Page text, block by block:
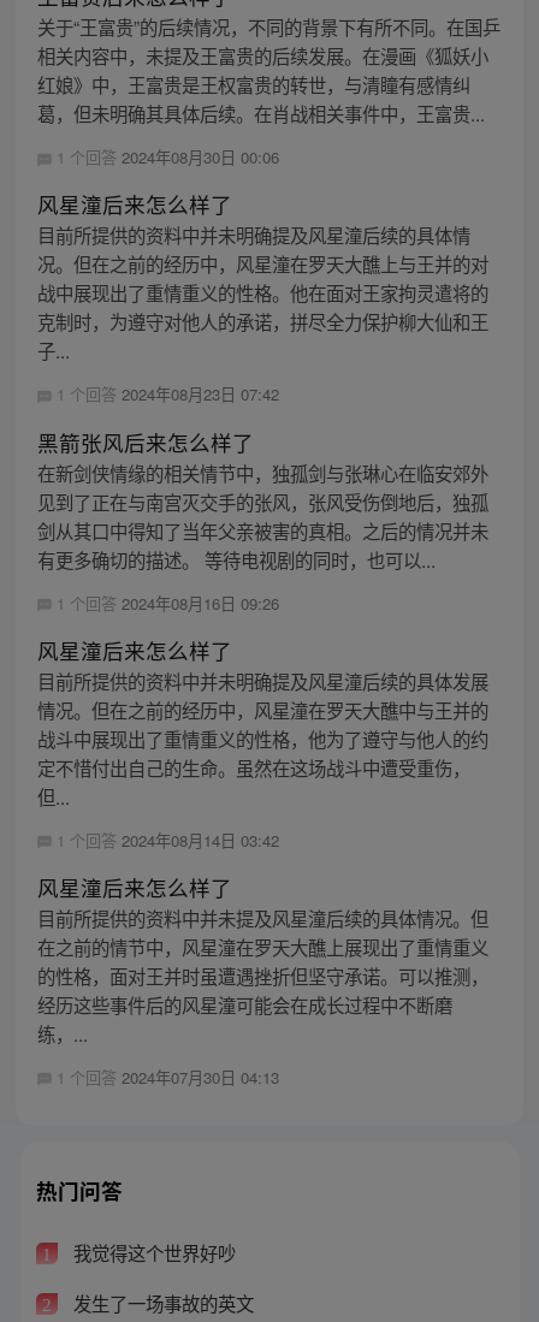
关于“王富贵”的后续情况，不同的背景下有所不同。在国乒
相关内容中，未提及王富贵的后续发展。在漫画《狐妖小
红娘》中，王富贵是王权富贵的转世，与清瞳有感情纠
葛，但未明确其具体后续。在肖战相关事件中，王富贵...
1 个回答 2024年08月30日 00:06
风星潼后来怎么样了
目前所提供的资料中并未明确提及风星潼后续的具体情
况。但在之前的经历中，风星潼在罗天大醮上与王并的对
战中展现出了重情重义的性格。他在面对王家拘灵遣将的
克制时，为遵守对他人的承诺，拼尽全力保护柳大仙和王
子...
1 个回答 2024年08月23日 07:42
黑箭张风后来怎么样了
在新剑侠情缘的相关情节中，独孤剑与张琳心在临安郊外
见到了正在与南宫灭交手的张风，张风受伤倒地后，独孤
剑从其口中得知了当年父亲被害的真相。之后的情况并未
有更多确切的描述。 等待电视剧的同时，也可以...
1 个回答 2024年08月16日 09:26
风星潼后来怎么样了
目前所提供的资料中并未明确提及风星潼后续的具体发展
情况。但在之前的经历中，风星潼在罗天大醮中与王并的
战斗中展现出了重情重义的性格，他为了遵守与他人的约
定不惜付出自己的生命。虽然在这场战斗中遭受重伤，
但...
1 个回答 2024年08月14日 03:42
风星潼后来怎么样了
目前所提供的资料中并未提及风星潼后续的具体情况。但
在之前的情节中，风星潼在罗天大醮上展现出了重情重义
的性格，面对王并时虽遭遇挫折但坚守承诺。可以推测，
经历这些事件后的风星潼可能会在成长过程中不断磨
练，...
1 个回答 2024年07月30日 04:13
热门问答
1 我觉得这个世界好吵
2 发生了一场事故的英文